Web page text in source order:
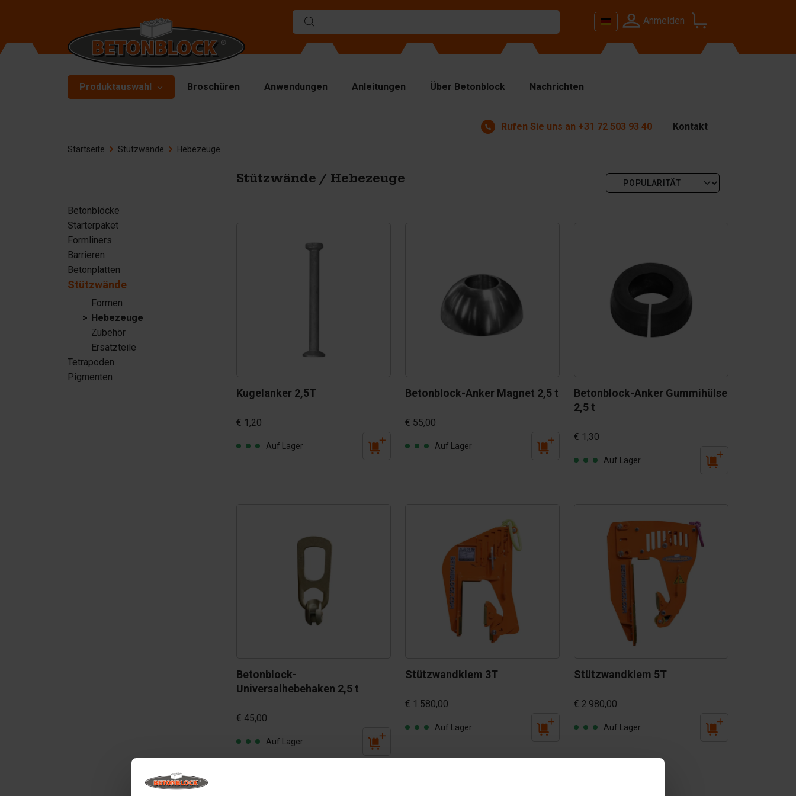
Anmelden
Produktauswahl
Starterpaket
Barrieren
Betonplatten
Stützwände
Tetrapoden
Pigmenten
Top Platten
Broschüren Anwendungen Anleitungen Über Betonblock Nachrichten
Rufen Sie uns an +31 72 503 93 40 Kontakt
Startseite Stützwände Hebezeuge
Betonblöcke
Starterpaket
Formliners
Barrieren
Betonplatten
Stützwände
Formen
Hebezeuge
Zubehör
Ersatzteile
Tetrapoden
Pigmenten
Stützwände / Hebezeuge
Kugelanker 2,5T
€ 1,20
Auf Lager
Betonblock-Anker Magnet 2,5 t
€ 55,00
Auf Lager
Betonblock-Anker Gummihülse
2,5 t
€ 1,30
Auf Lager
Betonblock-
Universalhebehaken 2,5 t
€ 45,00
Auf Lager
Stützwandklem 3T
€ 1.580,00
Auf Lager
Stützwandklem 5T
€ 2.980,00
Auf Lager